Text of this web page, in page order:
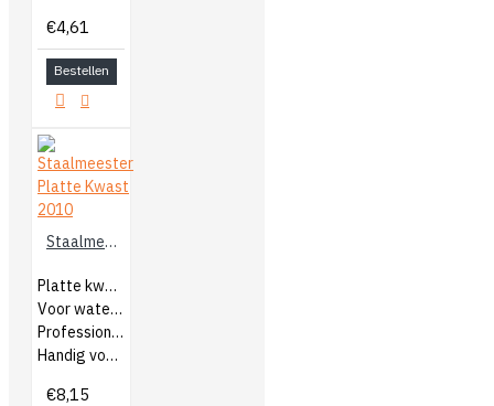
€4,61
Bestellen
Staalmeester Platte Kwast 2010
Platte kwast
Voor watergedragen en terpentine
Professionele kwast
Handig voor grote oppervlakken
€8,15